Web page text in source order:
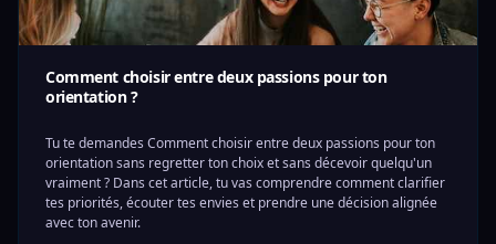
Comment choisir entre deux passions pour ton
orientation ?
Tu te demandes Comment choisir entre deux passions pour ton
orientation sans regretter ton choix et sans décevoir quelqu'un
vraiment ? Dans cet article, tu vas comprendre comment clarifier
tes priorités, écouter tes envies et prendre une décision alignée
avec ton avenir.